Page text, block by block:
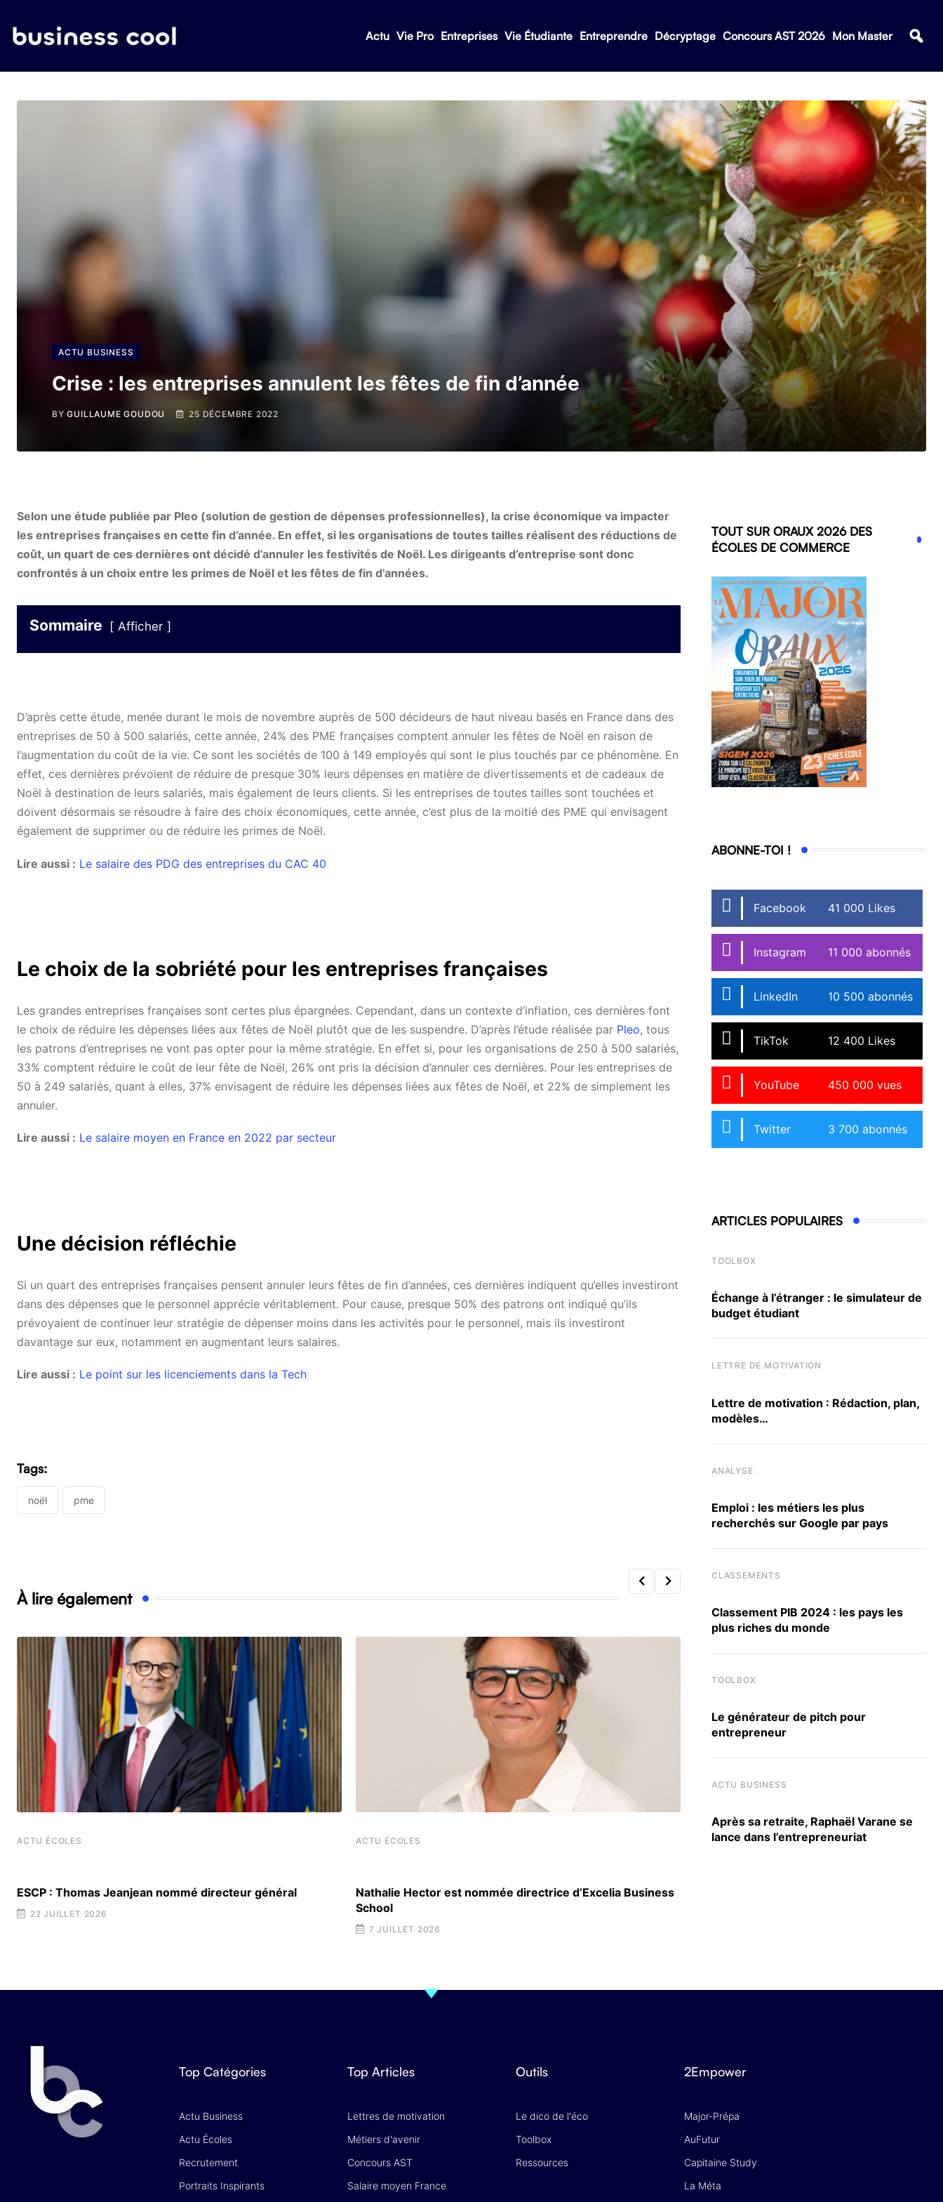
Actu Vie Pro Entreprises Vie Étudiante Entreprendre Décryptage Concours AST 2026 Mon Master
ACTU BUSINESS
Crise : les entreprises annulent les fêtes de fin d’année
BYGUILLAUME GOUDOU 25 DÉCEMBRE 2022
Selon une étude publiée par Pleo (solution de gestion de dépenses professionnelles), la crise économique va impacter
les entreprises françaises en cette fin d’année. En effet, si les organisations de toutes tailles réalisent des réductions de
coût, un quart de ces dernières ont décidé d’annuler les festivités de Noël. Les dirigeants d’entreprise sont donc
confrontés à un choix entre les primes de Noël et les fêtes de fin d’années.
Sommaire Afficher
D’après cette étude, menée durant le mois de novembre auprès de 500 décideurs de haut niveau basés en France dans des
entreprises de 50 à 500 salariés, cette année, 24% des PME françaises comptent annuler les fêtes de Noël en raison de
l’augmentation du coût de la vie. Ce sont les sociétés de 100 à 149 employés qui sont le plus touchés par ce phénomène. En
effet, ces dernières prévoient de réduire de presque 30% leurs dépenses en matière de divertissements et de cadeaux de
Noël à destination de leurs salariés, mais également de leurs clients. Si les entreprises de toutes tailles sont touchées et
doivent désormais se résoudre à faire des choix économiques, cette année, c’est plus de la moitié des PME qui envisagent
également de supprimer ou de réduire les primes de Noël.
Lire aussi : Le salaire des PDG des entreprises du CAC 40
Le choix de la sobriété pour les entreprises françaises
Les grandes entreprises françaises sont certes plus épargnées. Cependant, dans un contexte d’inflation, ces dernières font
le choix de réduire les dépenses liées aux fêtes de Noël plutôt que de les suspendre. D’après l’étude réalisée par Pleo, tous
les patrons d’entreprises ne vont pas opter pour la même stratégie. En effet si, pour les organisations de 250 à 500 salariés,
33% comptent réduire le coût de leur fête de Noël, 26% ont pris la décision d’annuler ces dernières. Pour les entreprises de
50 à 249 salariés, quant à elles, 37% envisagent de réduire les dépenses liées aux fêtes de Noël, et 22% de simplement les
annuler.
Lire aussi : Le salaire moyen en France en 2022 par secteur
Une décision réfléchie
Si un quart des entreprises françaises pensent annuler leurs fêtes de fin d’années, ces dernières indiquent qu’elles investiront
dans des dépenses que le personnel apprécie véritablement. Pour cause, presque 50% des patrons ont indiqué qu’ils
prévoyaient de continuer leur stratégie de dépenser moins dans les activités pour le personnel, mais ils investiront
davantage sur eux, notamment en augmentant leurs salaires.
Lire aussi : Le point sur les licenciements dans la Tech
Tags:
noël pme
À lire également
ACTU ÉCOLES
ESCP : Thomas Jeanjean nommé directeur général
22 JUILLET 2026
ACTU ÉCOLES
Nathalie Hector est nommée directrice d’Excelia Business
School
7 JUILLET 2026
CLASSEMENTS
TOUT SUR ORAUX 2026 DES
ÉCOLES DE COMMERCE
ABONNE-TOI !
Facebook 41 000 Likes
Instagram 11 000 abonnés
LinkedIn 10 500 abonnés
TikTok 12 400 Likes
YouTube 450 000 vues
Twitter 3 700 abonnés
ARTICLES POPULAIRES
TOOLBOX
Échange à l’étranger : le simulateur de
budget étudiant
LETTRE DE MOTIVATION
Lettre de motivation : Rédaction, plan,
modèles…
ANALYSE
Emploi : les métiers les plus
recherchés sur Google par pays
CLASSEMENTS
Classement PIB 2024 : les pays les
plus riches du monde
TOOLBOX
Le générateur de pitch pour
entrepreneur
ACTU BUSINESS
Après sa retraite, Raphaël Varane se
lance dans l’entrepreneuriat
Top Catégories
Actu Business
Actu Écoles
Recrutement
Portraits Inspirants
Top Articles
Lettres de motivation
Métiers d'avenir
Concours AST
Salaire moyen France
Outils
Le dico de l'éco
Toolbox
Ressources
2Empower
Major-Prépa
AuFutur
Capitaine Study
La Méta